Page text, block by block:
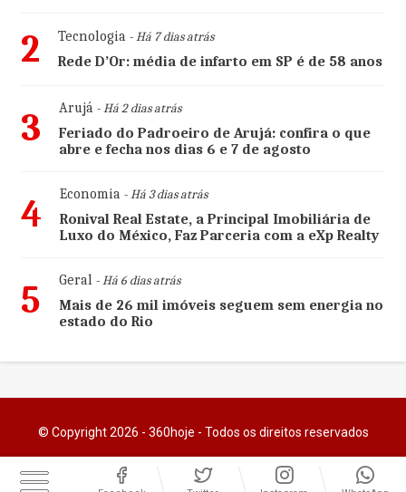
2 Tecnologia- Há 7 dias atrás
Rede D’Or: média de infarto em SP é de 58 anos
3 Arujá- Há 2 dias atrás
Feriado do Padroeiro de Arujá: confira o que
abre e fecha nos dias 6 e 7 de agosto
4 Economia- Há 3 dias atrás
Ronival Real Estate, a Principal Imobiliária de
Luxo do México, Faz Parceria com a eXp Realty
5 Geral- Há 6 dias atrás
Mais de 26 mil imóveis seguem sem energia no
estado do Rio
© Copyright 2026 - 360hoje - Todos os direitos reservados